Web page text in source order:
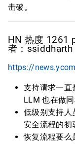
击破。
HN 热度 1261
者：ssiddharth
https://
支持请求一直
LLM 也在做同
低级别支持人
安全流程的初
恢复流程要么